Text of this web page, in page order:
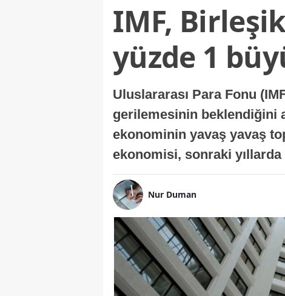
IMF,
yüzde 1
Uluslararası Para Fonu
gerilemesinin beklendiğini
ekonominin yavaş yavaş
ekonomisi, sonraki
Nur Duman